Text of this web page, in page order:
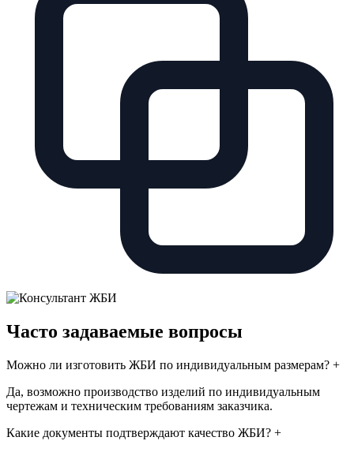
Часто задаваемые вопросы
Можно ли изготовить ЖБИ по индивидуальным размерам? +
Да, возможно производство изделий по индивидуальным
чертежам и техническим требованиям заказчика.
Какие документы подтверждают качество ЖБИ? +